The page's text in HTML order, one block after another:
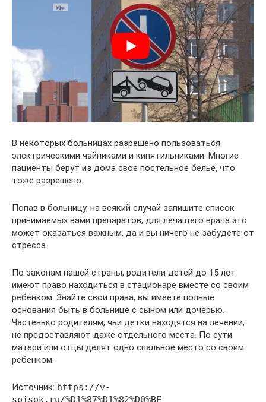
В некоторых больницах разрешено пользоваться
электрическими чайниками и кипятильниками. Многие
пациенты берут из дома свое постельное белье, что
тоже разрешено.
Попав в больницу, на всякий случай запишите список
принимаемых вами препаратов, для лечащего врача это
может оказаться важным, да и вы ничего не забудете от
стресса.
По законам нашей страны, родители детей до 15 лет
имеют право находиться в стационаре вместе со своим
ребенком. Знайте свои права, вы имеете полные
основания быть в больнице с сыном или дочерью.
Частенько родителям, чьи детки находятся на лечении,
не предоставляют даже отдельного места. По сути
матери или отцы делят одно спальное место со своим
ребенком.
Источник: https://v-
spisok.ru/%D1%87%D1%82%D0%BE-